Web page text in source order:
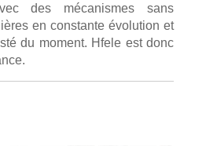
des mécanismes sans
en constante évolution et
du moment. Hfele est donc